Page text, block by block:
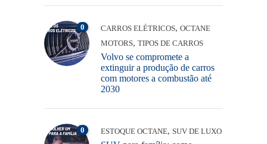
0 CARROS ELÉTRICOS, OCTANE
MOTORS, TIPOS DE CARROS
Volvo se compromete a
extinguir a produção de carros
com motores a combustão até
2030
0 ESTOQUE OCTANE, SUV DE LUXO